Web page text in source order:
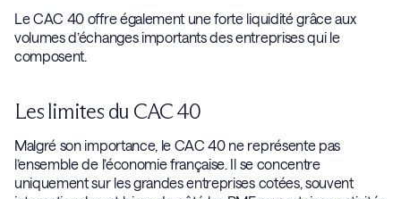
Le CAC 40 offre également une forte liquidité grâce aux
volumes d’échanges importants des entreprises qui le
composent.
Les limites du CAC 40
Malgré son importance, le CAC 40 ne représente pas
l’ensemble de l’économie française. Il se concentre
uniquement sur les grandes entreprises cotées, souvent